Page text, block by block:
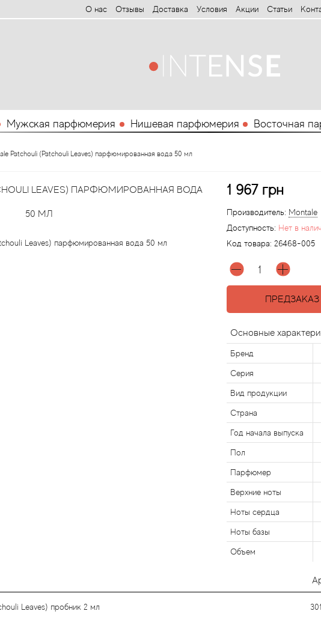
О нас Отзывы Доставка Условия Aкции Статьи
Мужская парфюмерия Нишевая парфюмерия Восточная
Patchouli (Patchouli Leaves) парфюмированная вода 50 мл
LEAVES) ПАРФЮМИРОВАННАЯ ВОДА
50 МЛ
1 967 грн
Производитель: Montale
Доступность: Нет в
Код товара: 26468-005
ПРЕДЗАКАЗ
Основные
Бренд
Серия
Вид продукции
Страна
Год начала выпуска
Пол
Парфюмер
Верхние ноты
Ноты сердца
Ноты базы
Объем
Leaves) пробник 2 мл